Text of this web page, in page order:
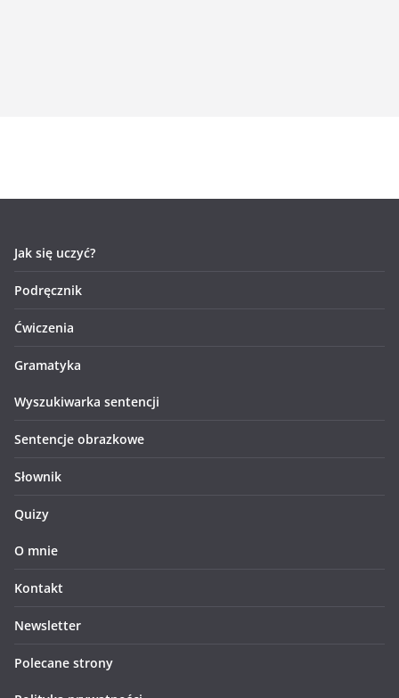
Jak się uczyć?
Podręcznik
Ćwiczenia
Gramatyka
Wyszukiwarka sentencji
Sentencje obrazkowe
Słownik
Quizy
O mnie
Kontakt
Newsletter
Polecane strony